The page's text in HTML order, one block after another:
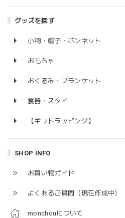
グッズを探す
小物・帽子・ボンネット
おもちゃ
おくるみ・ブランケット
食器・スタイ
【ギフトラッピング】
SHOP INFO
お買い物ガイド
よくあるご質問（現在作成中）
monchouについて